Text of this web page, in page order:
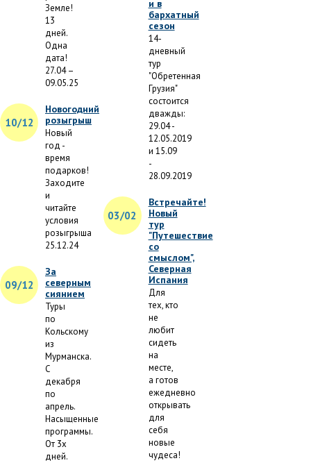
Земле!
13
дней.
Одна
дата!
27.04 –
09.05.25
10/12
Новогодний
розыгрыш
Новый
год -
время
подарков!
Заходите
и
читайте
условия
розыгрыша
25.12.24
09/12
За
северным
сиянием
Туры
по
Кольскому
из
Мурманска.
С
декабря
по
апрель.
Насыщенные
программы.
От 3х
дней.
и в
бархатный
сезон
14-
дневный
тур
"Обретенная
Грузия"
состоится
дважды:
29.04 -
12.05.2019
и 15.09
-
28.09.2019
03/02
Встречайте!
Новый
тур
"Путешествие
со
смыслом",
Северная
Испания
Для
тех, кто
не
любит
сидеть
на
месте,
а готов
ежедневно
открывать
для
себя
новые
чудеса!